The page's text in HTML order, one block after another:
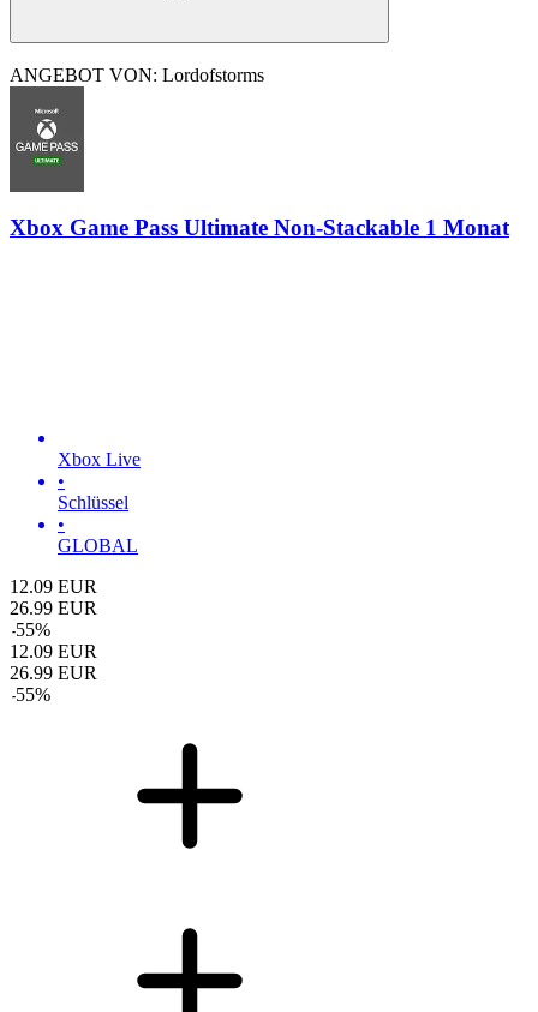
ANGEBOT VON: Lordofstorms
Xbox Game Pass Ultimate Non-Stackable 1 Monat
Xbox Live
•
Schlüssel
•
GLOBAL
12.09 EUR
26.99 EUR
-55%
12.09 EUR
26.99 EUR
-55%